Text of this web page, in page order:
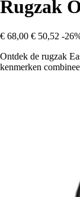
Rugzak
€ 68,00 € 50,52 -
Ontdek de rugzak
kenmerken